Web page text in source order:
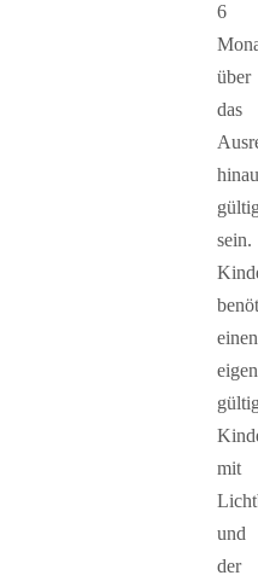
6
über
das
sein.
einen
mit
und
der